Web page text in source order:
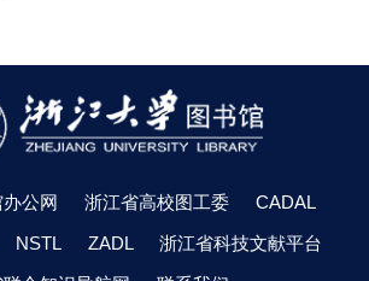
公网 浙江省高校图工委
CADAL
NSTL ZADL
浙江省科技文献平台